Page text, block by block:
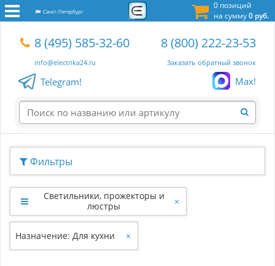
0 позиций
на сумму0 руб.
Санкт-Петербург
8 (495) 585-32-60
info@electrika24.ru
8 (800) 222-23-53
Заказать обратный звонок
Telegram! Max!
Фильтры
Светильники, прожекторы и
люстры
×
Назначение: Для кухни ×